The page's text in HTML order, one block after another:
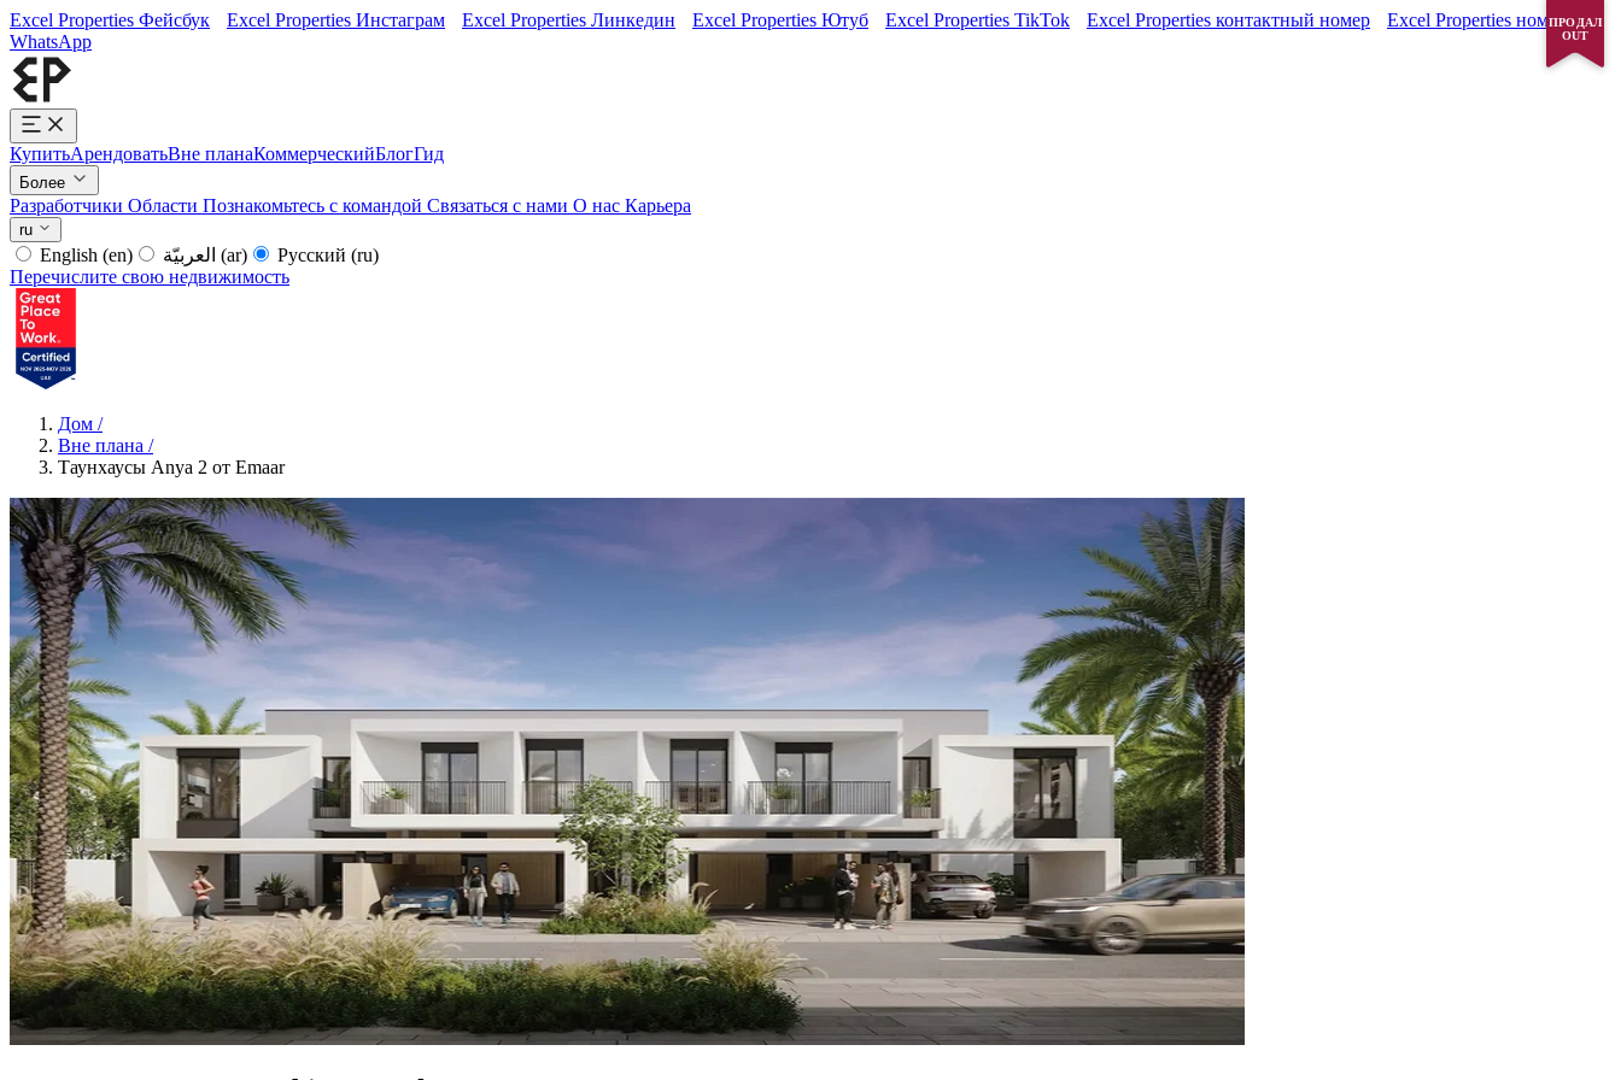
Excel Properties Фейсбук Excel Properties Инстаграм Excel Properties Линкедин Excel Properties Ютуб Excel Properties TikTok Excel Properties контактный номер
Excel Properties номер
WhatsApp
КупитьАрендоватьВне планаКоммерческийБлогГид
Более
Разработчики Области Познакомьтесь с командой Связаться с нами О нас Карьера
ru
English (en) (ar) Русский (ru)
Перечислите свою недвижимость
Дом /
Вне плана /
Таунхаусы Anya 2 от Emaar
ПРОДАЛ
OUT